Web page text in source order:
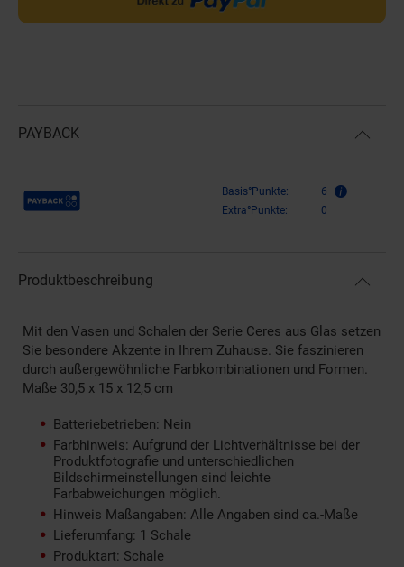
PAYBACK
Payback Punkte Basis°Punkte:
6
Extra°Punkte:
0
Produktbeschreibung
Mit den Vasen und Schalen der Serie Ceres aus Glas setzen
Sie besondere Akzente in Ihrem Zuhause. Sie faszinieren
durch außergewöhnliche Farbkombinationen und Formen.
Maße 30,5 x 15 x 12,5 cm
Batteriebetrieben: Nein
Farbhinweis: Aufgrund der Lichtverhältnisse bei der
Produktfotografie und unterschiedlichen
Bildschirmeinstellungen sind leichte
Farbabweichungen möglich.
Hinweis Maßangaben: Alle Angaben sind ca.-Maße
Lieferumfang: 1 Schale
Produktart: Schale